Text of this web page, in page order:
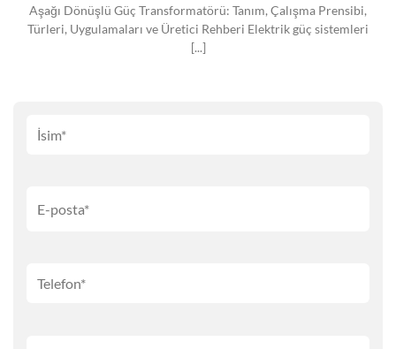
Aşağı Dönüşlü Güç Transformatörü: Tanım, Çalışma Prensibi,
Türleri, Uygulamaları ve Üretici Rehberi Elektrik güç sistemleri
[...]